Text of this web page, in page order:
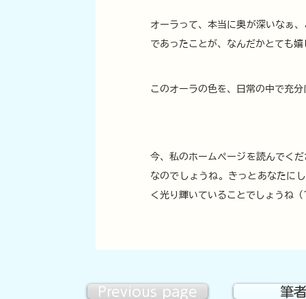
オーラって、本当に奥が深いなぁ
であったことが、なんだかとても
このオーラの色を、日常の中で充
今、私のホームページを読んでく
なのでしょうね。きっとあなたに
く光り輝いていることでしょうね
Previous page 筆